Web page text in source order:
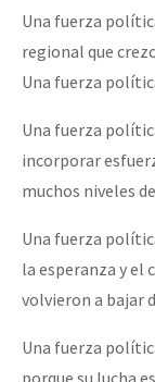
Una fuerza
regional que
Una fuerza
Una fuerza
incorporar
muchos niveles
Una fuerza
la esperanza y el
volvieron a bajar
Una fuerza
porque su lucha